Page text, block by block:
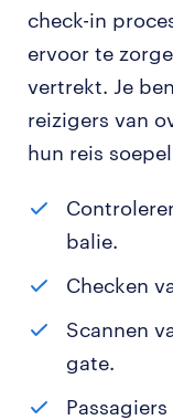
check-in
ervoor te
vertrekt. Je
reizigers van
hun reis
balie.
Checken
Scannen
gate.